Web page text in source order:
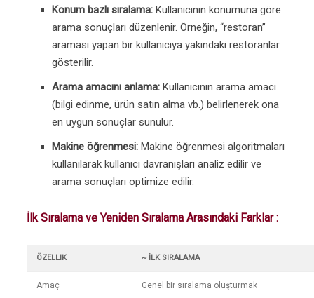
Konum bazlı sıralama: Kullanıcının konumuna göre
arama sonuçları düzenlenir. Örneğin, “restoran”
araması yapan bir kullanıcıya yakındaki restoranlar
gösterilir.
Arama amacını anlama: Kullanıcının arama amacı
(bilgi edinme, ürün satın alma vb.) belirlenerek ona
en uygun sonuçlar sunulur.
Makine öğrenmesi: Makine öğrenmesi algoritmaları
kullanılarak kullanıcı davranışları analiz edilir ve
arama sonuçları optimize edilir.
İlk Sıralama ve Yeniden Sıralama Arasındaki Farklar :
ÖZELLIK ~ İLK SIRALAMA
Amaç Genel bir sıralama oluşturmak